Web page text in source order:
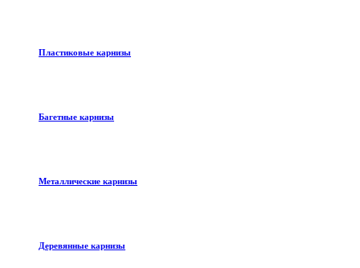
Пластиковые карнизы
Багетные карнизы
Металлические карнизы
Деревянные карнизы